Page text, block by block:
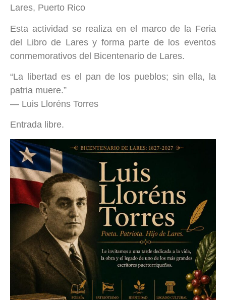
Lares, Puerto Rico
Esta actividad se realiza en el marco de la Feria
del Libro de Lares y forma parte de los eventos
conmemorativos del Bicentenario de Lares.
“La libertad es el pan de los pueblos; sin ella, la
patria muere.”
— Luis Lloréns Torres
Entrada libre.